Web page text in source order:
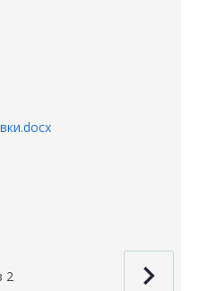
2